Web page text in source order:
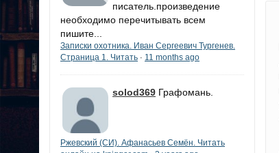
писатель.произведение
необходимо перечитывать всем
пишите...
Записки охотника. Иван Сергеевич Тургенев.
Страница 1. Читать · 11 months ago
solod369 Графомань.
Ржевский (СИ). Афанасьев Семён. Читать